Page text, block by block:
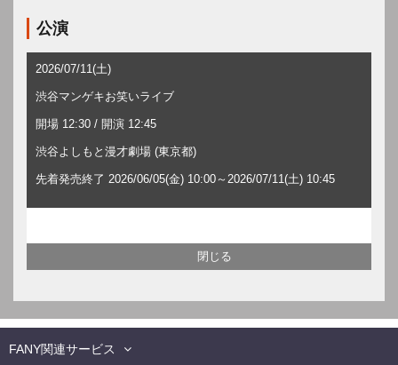
公演
2026/07/11(土)
渋谷マンゲキお笑いライブ
開場 12:30 / 開演 12:45
渋谷よしもと漫才劇場 (東京都)
先着発売終了 2026/06/05(金) 10:00～2026/07/11(土) 10:45
FANY関連サービス